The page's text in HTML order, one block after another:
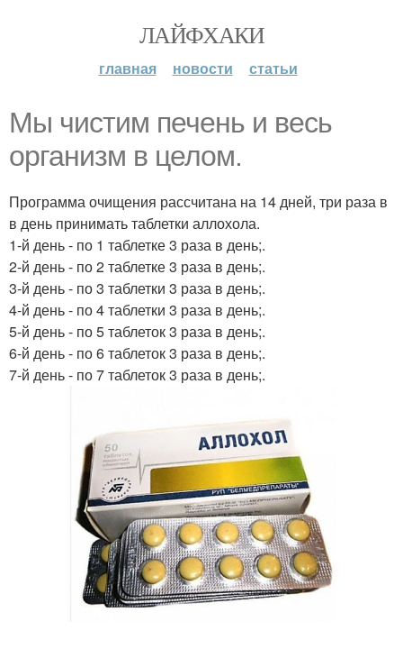
ЛАЙФХАКИ
главная новости статьи
Мы чистим печень и весь
организм в целом.
Программа очищения рассчитана на 14 дней, три раза в
в день принимать таблетки аллохола.
1-й день - по 1 таблетке 3 раза в день;.
2-й день - по 2 таблетке 3 раза в день;.
3-й день - по 3 таблетки 3 раза в день;.
4-й день - по 4 таблетки 3 раза в день;.
5-й день - по 5 таблеток 3 раза в день;.
6-й день - по 6 таблеток 3 раза в день;.
7-й день - по 7 таблеток 3 раза в день;.